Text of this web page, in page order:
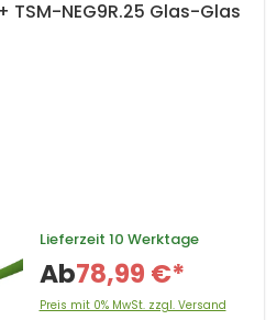
TSM-NEG9R.25 Glas-Glas
Lieferzeit 10 Werktage
Ab78,99 €*
Preis mit 0% MwSt. zzgl. Versand